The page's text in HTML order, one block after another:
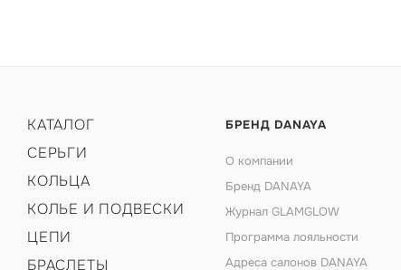
КАТАЛОГ
СЕРЬГИ
КОЛЬЦА
КОЛЬЕ И ПОДВЕСКИ
ЦЕПИ
БРАСЛЕТЫ
БРЕНД DANAYA
О компании
Бренд DANAYA
Журнал GLAMGLOW
Программа лояльности
Адреса салонов DANAYA